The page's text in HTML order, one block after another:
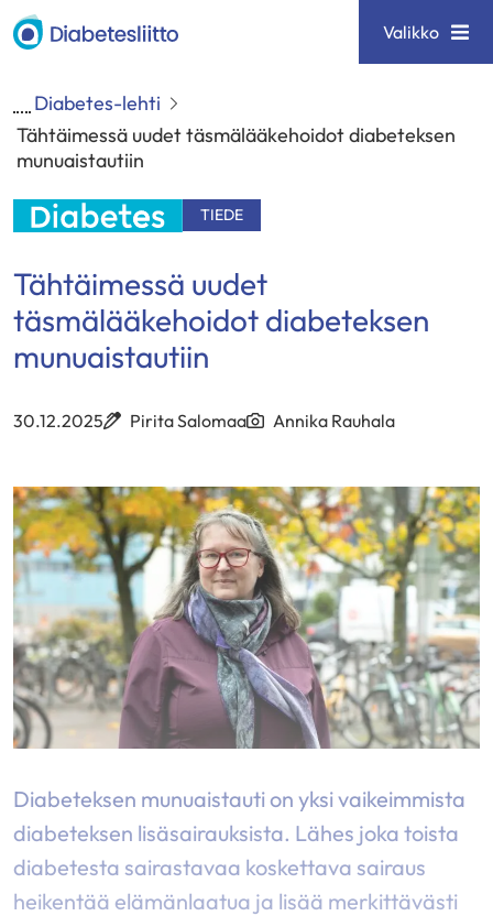
Siirry
sisältöön
Diabetesliitto Valikko
Diabetes-lehti
Tähtäimessä uudet täsmälääkehoidot diabeteksen
munuaistautiin
TIEDE
Tähtäimessä uudet
täsmälääkehoidot diabeteksen
munuaistautiin
30.12.2025 Pirita Salomaa Annika Rauhala
Diabeteksen munuaistauti on yksi vaikeimmista
diabeteksen lisäsairauksista. Lähes joka toista
diabetesta sairastavaa koskettava sairaus
heikentää elämänlaatua ja lisää merkittävästi